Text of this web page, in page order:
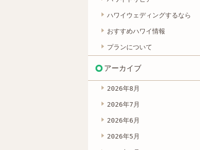
ハワイウェディングするなら
おすすめハワイ情報
プランについて
アーカイブ
2026年8月
2026年7月
2026年6月
2026年5月